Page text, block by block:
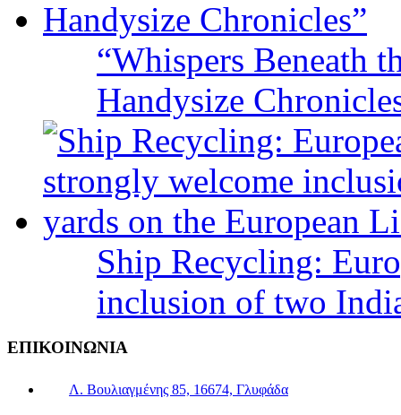
“Whispers Beneath
Handysize
Ship Recycling:
inclusion of two
ΕΠΙΚΟΙΝΩΝΙΑ
Λ. Βουλιαγμένης 85, 16674, Γλυφάδα